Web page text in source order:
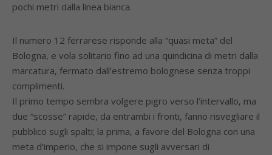
pochi metri dalla linea bianca.
Il numero 12 ferrarese risponde alla “quasi meta” del
Bologna, e vola solitario fino ad una quindicina di metri dalla
marcatura, fermato dall’estremo bolognese senza troppi
complimenti.
Il primo tempo sembra volgere pigro verso l’intervallo, ma
due “scosse” rapide, da entrambi i fronti, fanno risvegliare il
pubblico sugli spalti; la prima, a favore del Bologna con una
meta d’imperio, che si impone sugli avversari di